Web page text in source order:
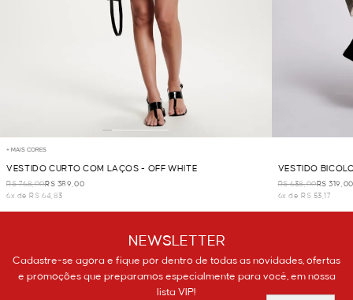
+ MAIS CORES
VESTIDO CURTO COM LAÇOS - OFF WHITE
R$ 768,00R$ 389,00
6x de R$ 64,83
VESTIDO
R$ 638,00R$ 319,00
6x de R$ 53,17
NEWSLETTER
Cadastre-se agora e fique por dentro de todas as novidades, ofertas
e promoções que preparamos especialmente para você, em nossa
lista VIP!